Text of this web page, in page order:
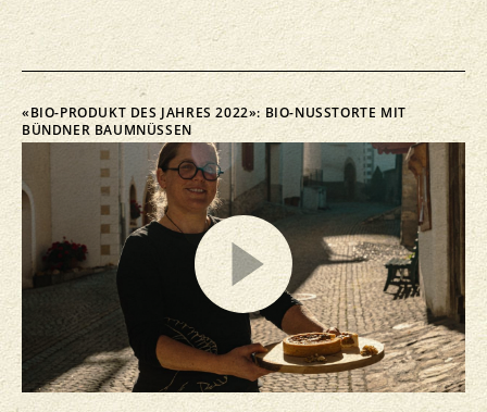
«BIO-PRODUKT DES JAHRES 2022»: BIO-NUSSTORTE MIT
BÜNDNER BAUMNÜSSEN